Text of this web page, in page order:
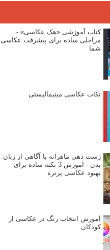
کتاب آموزشی «هک عکاسی» -
مراحلی ساده برای پیشرفت عکاسی
شما
نکات عکاسی مینیمالیستی
ژست دهی ماهرانه با آگاهی از زبان
بدن - آموزش 3 نکته ساده برای
بهبود عکاسی پرتره
آموزش انتخاب رنگ در عکاسی از
کودکان